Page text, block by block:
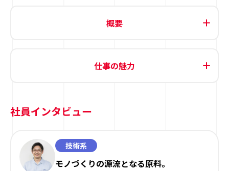
概要
仕事の魅力
社員インタビュー
技術系
モノづくりの源流となる原料。